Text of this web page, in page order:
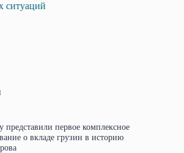
первое комплексное
о вкладе грузин в историю